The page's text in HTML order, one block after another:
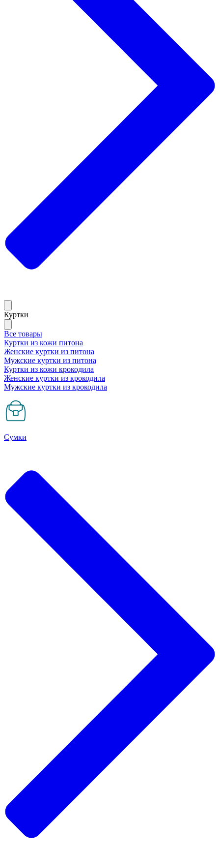
Куртки
Все товары
Куртки из кожи питона
Женские куртки из питона
Мужские куртки из питона
Куртки из кожи крокодила
Женские куртки из крокодила
Мужские куртки из крокодила
Сумки